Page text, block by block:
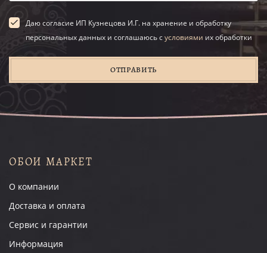
Даю согласие ИП Кузнецова И.Г. на хранение и обработку
персональных данных и соглашаюсь сусловиями их обработки
ОТПРАВИТЬ
ОБОИ МАРКЕТ
О компании
Доставка и оплата
Сервис и гарантии
Информация